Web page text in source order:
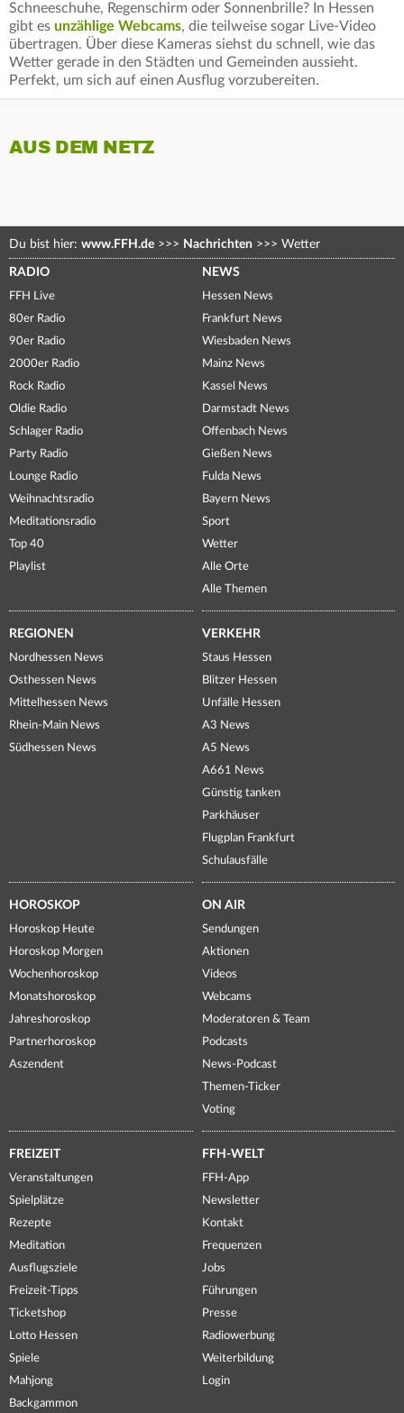
Schneeschuhe, Regenschirm oder Sonnenbrille? In Hessen
gibt es unzählige Webcams, die teilweise sogar Live-Video
übertragen. Über diese Kameras siehst du schnell, wie das
Wetter gerade in den Städten und Gemeinden aussieht.
Perfekt, um sich auf einen Ausflug vorzubereiten.
AUS DEM NETZ
Du bist hier: www.FFH.de >>> Nachrichten >>> Wetter
RADIO
FFH Live
80er Radio
90er Radio
2000er Radio
Rock Radio
Oldie Radio
Schlager Radio
Party Radio
Lounge Radio
Weihnachtsradio
Meditationsradio
Top 40
Playlist
NEWS
Hessen News
Frankfurt News
Wiesbaden News
Mainz News
Kassel News
Darmstadt News
Offenbach News
Gießen News
Fulda News
Bayern News
Sport
Wetter
Alle Orte
Alle Themen
REGIONEN
Nordhessen News
Osthessen News
Mittelhessen News
Rhein-Main News
Südhessen News
VERKEHR
Staus Hessen
Blitzer Hessen
Unfälle Hessen
A3 News
A5 News
A661 News
Günstig tanken
Parkhäuser
Flugplan Frankfurt
Schulausfälle
HOROSKOP
Horoskop Heute
Horoskop Morgen
Wochenhoroskop
Monatshoroskop
Jahreshoroskop
Partnerhoroskop
Aszendent
ON AIR
Sendungen
Aktionen
Videos
Webcams
Moderatoren & Team
Podcasts
News-Podcast
Themen-Ticker
Voting
FREIZEIT
Veranstaltungen
Spielplätze
Rezepte
Meditation
Ausflugsziele
Freizeit-Tipps
Ticketshop
Lotto Hessen
Spiele
Mahjong
Backgammon
FFH-WELT
FFH-App
Newsletter
Kontakt
Frequenzen
Jobs
Führungen
Presse
Radiowerbung
Weiterbildung
Login